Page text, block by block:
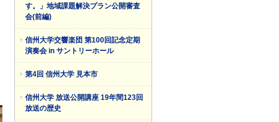
す。」地域課題解決プラン公開審査
会(前編)
信州大学交響楽団 第100回記念定期
演奏会 in サントリーホール
第4回 信州大学 見本市
信州大学 放送公開講座 19年間123回
放送の歴史